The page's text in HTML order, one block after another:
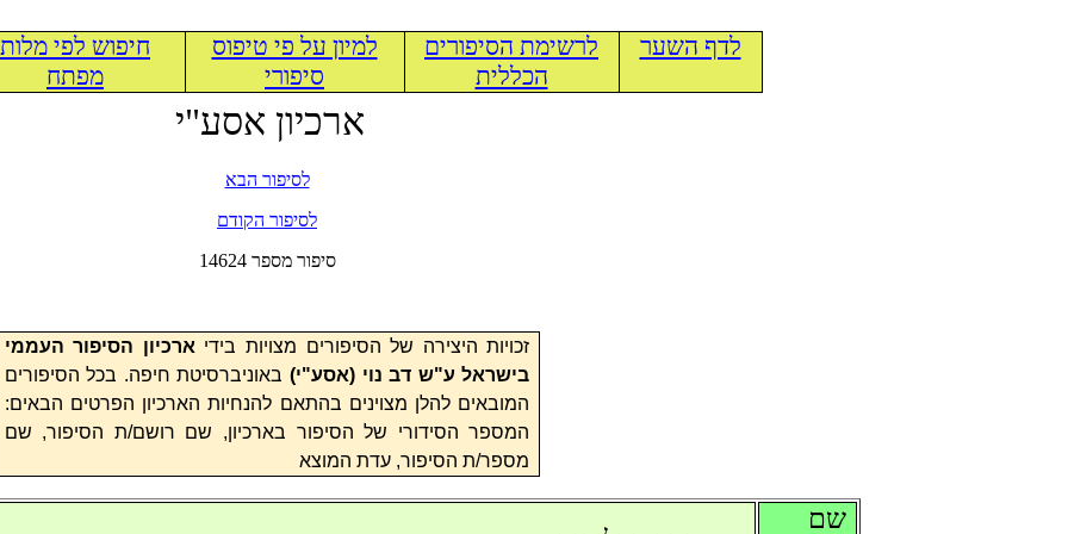
לדף השער
לרשימת הסיפורים
הכללית
למיון על פי טיפוס
סיפורי
חיפוש לפי מלות
מפתח
ארכיון אסע"י
לסיפור הבא
לסיפור הקודם
14624 סיפור מספר
זכויות היצירה של הסיפורים מצויות בידי ארכיון הסיפור העממי
בישראל ע"ש דב נוי (אסע"י) באוניברסיטת חיפה. בכל הסיפורים
המובאים להלן מצוינים בהתאם להנחיות הארכיון הפרטים הבאים:
המספר הסידורי של הסיפור בארכיון, שם רושם/ת הסיפור, שם
מספר/ת הסיפור, עדת המוצא
שם